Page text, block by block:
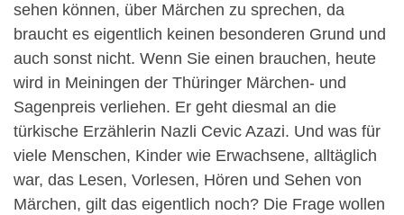
sehen können, über Märchen zu sprechen, da
braucht es eigentlich keinen besonderen Grund und
auch sonst nicht. Wenn Sie einen brauchen, heute
wird in Meiningen der Thüringer Märchen- und
Sagenpreis verliehen. Er geht diesmal an die
türkische Erzählerin Nazli Cevic Azazi. Und was für
viele Menschen, Kinder wie Erwachsene, alltäglich
war, das Lesen, Vorlesen, Hören und Sehen von
Märchen, gilt das eigentlich noch? Die Frage wollen